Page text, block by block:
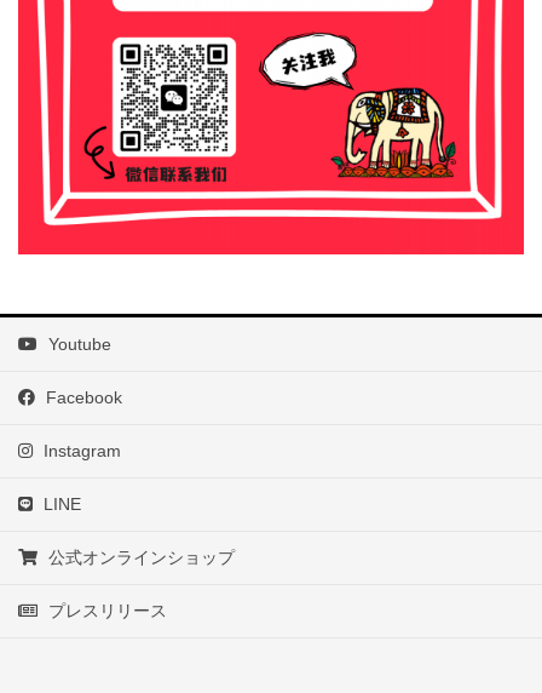
Youtube
Facebook
Instagram
LINE
公式オンラインショップ
プレスリリース